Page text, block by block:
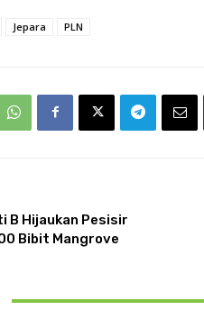
Jepara PLN
B Hijaukan Pesisir
Bibit Mangrove